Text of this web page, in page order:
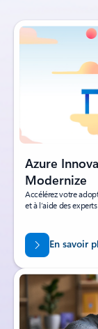
Azure
Modernize
Accélérez votre
et à l’aide des
En savoir